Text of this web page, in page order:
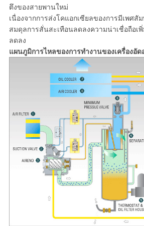
ตึงของสายพานใหม่
เนื่องจากการส่งโคแอกเซียลของการมีเพศ
สมดุลการสั่นสะเทือนลดลงความน่าเชื่อถือเ
ลดลง
แผนภูมิการไหลของการทำงานของเครื่องอัด